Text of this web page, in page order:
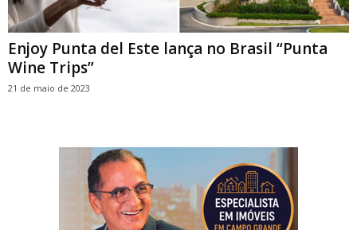
Enjoy Punta del Este lança no Brasil “Punta
Wine Trips”
21 de maio de 2023